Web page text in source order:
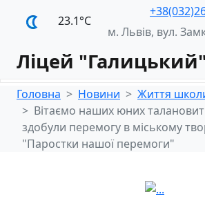
23.1°С
м. Львів, вул.
Ліцей "Галицький"
Головна Новини
Життя
Вітаємо наших юних
здобули перемогу в міському
"Паростки нашої перемоги"